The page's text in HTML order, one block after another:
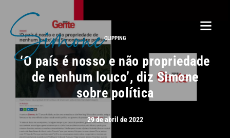
CLIPPING
‘O país é nosso e não propriedade
de nenhum louco’, diz Simone
sobre política
29 de abril de 2022